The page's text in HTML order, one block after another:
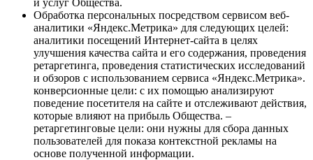
Обработка персональных посредством сервисом веб-
аналитики «Яндекс.Метрика» для следующих целей:
аналитики посещений Интернет-сайта в целях
улучшения качества сайта и его содержания, проведения
ретаргетинга, проведения статистических исследований
и обзоров с использованием сервиса «Яндекс.Метрика».
конверсионные цели: с их помощью анализируют
поведение посетителя на сайте и отслеживают действия,
которые влияют на прибыль Общества. –
ретаргетинговые цели: они нужны для сбора данных
пользователей для показа контекстной рекламы на
основе полученной информации.